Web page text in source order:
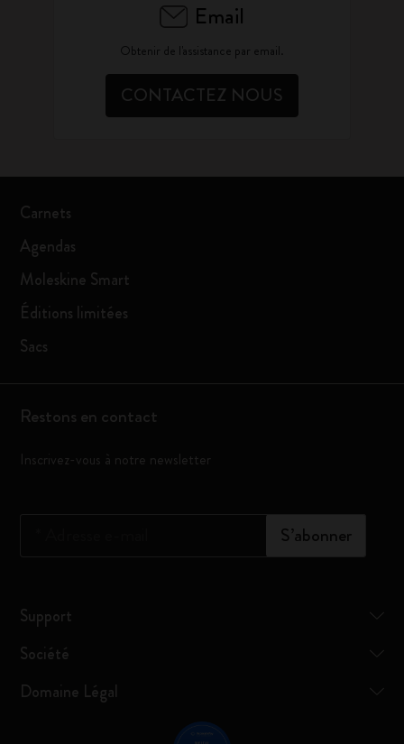
Email
Obtenir de l'assistance par email.
CONTACTEZ NOUS
Carnets
Agendas
Moleskine Smart
Éditions limitées
Sacs
Restons en contact
Inscrivez-vous à notre newsletter
S’abonner
Support
Société
Domaine Légal